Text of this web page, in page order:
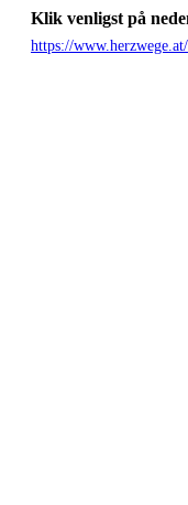
Klik venligst på
https://www.herzwege.at/